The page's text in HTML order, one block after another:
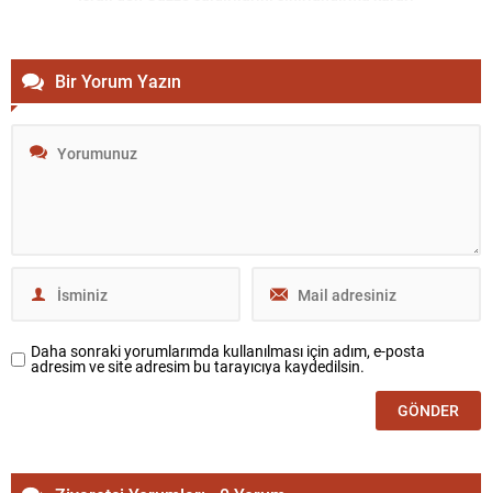
Bir Yorum Yazın
Daha sonraki yorumlarımda kullanılması için adım, e-posta
adresim ve site adresim bu tarayıcıya kaydedilsin.